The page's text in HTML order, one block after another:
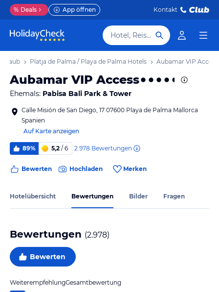
% Deals App öffnen Kontakt
Hotel, Reiseziel
Platja de Palma / Playa de Palma Hotels Aubamar VIP Access
Aubamar VIP Access
Ehemals: Pabisa Bali Park & Tower
Calle Misión de San Diego, 17 07600 Playa de Palma Mallorca
Spanien
Auf Karte anzeigen
89% 5,2 / 6 2.978 Bewertungen
Bewerten Hochladen Merken
Hotelübersicht Bewertungen Bilder Fragen
Bewertungen (2.978)
Bewerten
WeiterempfehlungGesamtbewertung